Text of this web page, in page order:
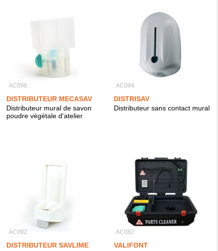
AC096
DISTRIBUTEUR MECASAV
Distributeur mural de savon
poudre végétale d'atelier
AC094
DISTRISAV
Distributeur sans contact mural
AC092
DISTRIBUTEUR SAVLIME
AC082
VALIFONT